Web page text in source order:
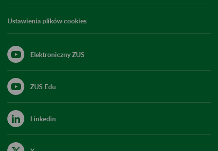
Ustawienia plików cookies
Elektroniczny ZUS
ZUS Edu
Linkedin